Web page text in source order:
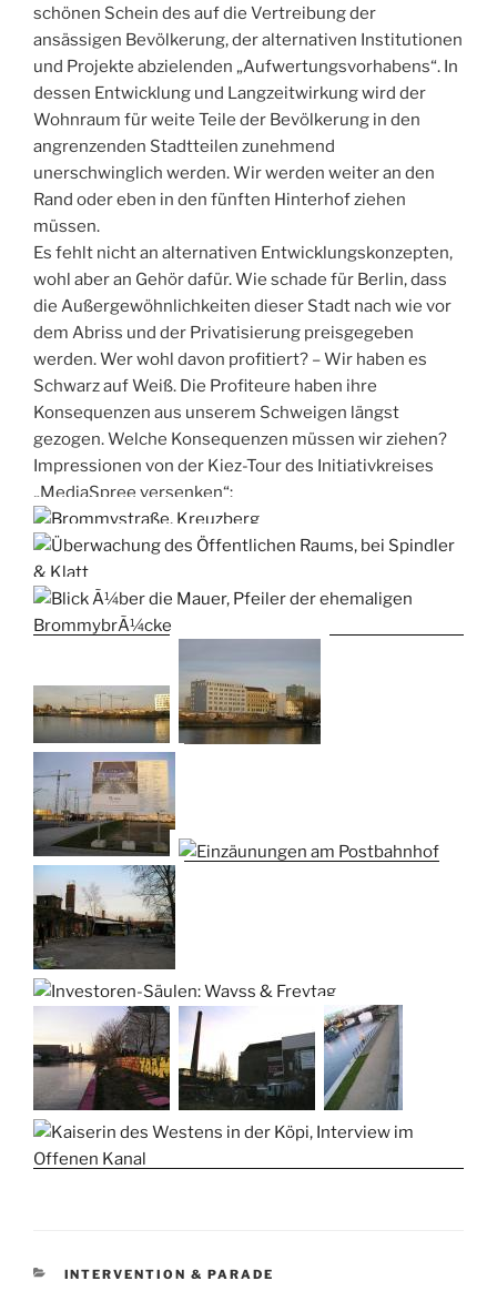
schönen Schein des auf die Vertreibung der
ansässigen Bevölkerung, der alternativen Institutionen
und Projekte abzielenden „Aufwertungsvorhabens“. In
dessen Entwicklung und Langzeitwirkung wird der
Wohnraum für weite Teile der Bevölkerung in den
angrenzenden Stadtteilen zunehmend
unerschwinglich werden. Wir werden weiter an den
Rand oder eben in den fünften Hinterhof ziehen
müssen.
Es fehlt nicht an alternativen Entwicklungskonzepten,
wohl aber an Gehör dafür. Wie schade für Berlin, dass
die Außergewöhnlichkeiten dieser Stadt nach wie vor
dem Abriss und der Privatisierung preisgegeben
werden. Wer wohl davon profitiert? – Wir haben es
Schwarz auf Weiß. Die Profiteure haben ihre
Konsequenzen aus unserem Schweigen längst
gezogen. Welche Konsequenzen müssen wir ziehen?
Impressionen von der Kiez-Tour des Initiativkreises
„MediaSpree versenken“:
KATEGORIEN
INTERVENTION & PARADE